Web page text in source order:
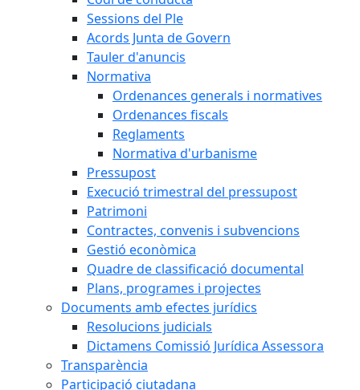
Sessions del Ple
Acords Junta de Govern
Tauler d'anuncis
Normativa
Ordenances generals i normatives
Ordenances fiscals
Reglaments
Normativa d'urbanisme
Pressupost
Execució trimestral del pressupost
Patrimoni
Contractes, convenis i subvencions
Gestió econòmica
Quadre de classificació documental
Plans, programes i projectes
Documents amb efectes jurídics
Resolucions judicials
Dictamens Comissió Jurídica Assessora
Transparència
Participació ciutadana